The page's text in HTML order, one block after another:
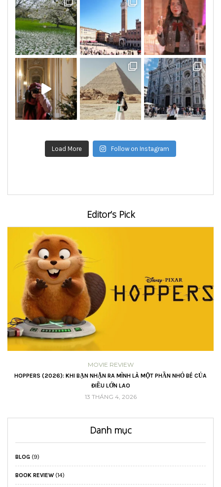
Load More Follow on Instagram
Editor’s Pick
CỦA
GROWING
LỜI HỨA CHO NĂM MỚI – LÀM BẰNG CẢ TRÁI TIM TỈNH THỨC
16 THÁNG 2, 2026
Danh mục
BLOG (9)
BOOK REVIEW (14)